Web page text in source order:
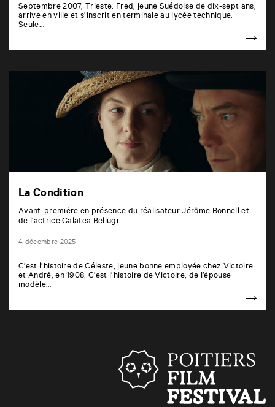
Septembre 2007, Trieste. Fred, jeune Suédoise de dix-sept ans,
arrive en ville et s’inscrit en terminale au lycée technique.
Seule…
La Condition
Avant-première en présence du réalisateur Jérôme Bonnell et
de l'actrice Galatea Bellugi
4 décembre 2025
C’est l’histoire de Céleste, jeune bonne employée chez Victoire
et André, en 1908. C’est l’histoire de Victoire, de l’épouse
modèle…